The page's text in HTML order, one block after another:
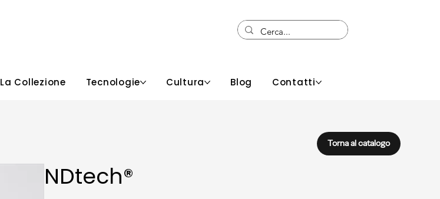
La Collezione Tecnologie Cultura Blog Contatti
NDtech®
Torna al catalogo